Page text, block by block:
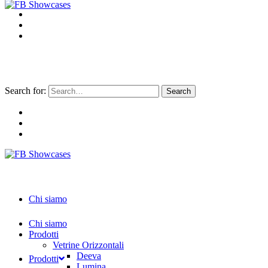
Search for:
Chi siamo
Prodotti
Chi siamo
Prodotti
Vetrine Orizzontali
Deeva